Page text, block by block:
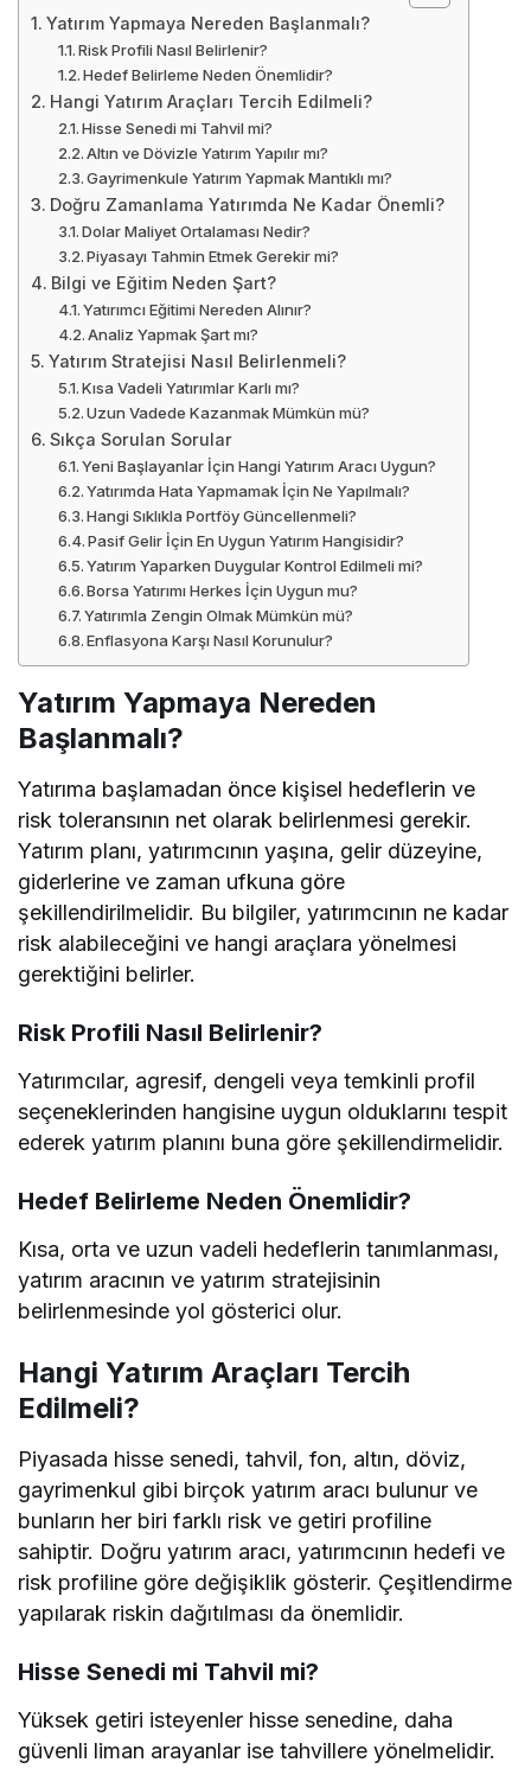
Yatırım Yapmaya Nereden Başlanmalı?
Risk Profili Nasıl Belirlenir?
Hedef Belirleme Neden Önemlidir?
Hangi Yatırım Araçları Tercih Edilmeli?
Hisse Senedi mi Tahvil mi?
Altın ve Dövizle Yatırım Yapılır mı?
Gayrimenkule Yatırım Yapmak Mantıklı mı?
Doğru Zamanlama Yatırımda Ne Kadar Önemli?
Dolar Maliyet Ortalaması Nedir?
Piyasayı Tahmin Etmek Gerekir mi?
Bilgi ve Eğitim Neden Şart?
Yatırımcı Eğitimi Nereden Alınır?
Analiz Yapmak Şart mı?
Yatırım Stratejisi Nasıl Belirlenmeli?
Kısa Vadeli Yatırımlar Karlı mı?
Uzun Vadede Kazanmak Mümkün mü?
Sıkça Sorulan Sorular
Yeni Başlayanlar İçin Hangi Yatırım Aracı Uygun?
Yatırımda Hata Yapmamak İçin Ne Yapılmalı?
Hangi Sıklıkla Portföy Güncellenmeli?
Pasif Gelir İçin En Uygun Yatırım Hangisidir?
Yatırım Yaparken Duygular Kontrol Edilmeli mi?
Borsa Yatırımı Herkes İçin Uygun mu?
Yatırımla Zengin Olmak Mümkün mü?
Enflasyona Karşı Nasıl Korunulur?
Yatırım Yapmaya Nereden
Başlanmalı?
Yatırıma başlamadan önce kişisel hedeflerin ve
risk toleransının net olarak belirlenmesi gerekir.
Yatırım planı, yatırımcının yaşına, gelir düzeyine,
giderlerine ve zaman ufkuna göre
şekillendirilmelidir. Bu bilgiler, yatırımcının ne kadar
risk alabileceğini ve hangi araçlara yönelmesi
gerektiğini belirler.
Risk Profili Nasıl Belirlenir?
Yatırımcılar, agresif, dengeli veya temkinli profil
seçeneklerinden hangisine uygun olduklarını tespit
ederek yatırım planını buna göre şekillendirmelidir.
Hedef Belirleme Neden Önemlidir?
Kısa, orta ve uzun vadeli hedeflerin tanımlanması,
yatırım aracının ve yatırım stratejisinin
belirlenmesinde yol gösterici olur.
Hangi Yatırım Araçları Tercih
Edilmeli?
Piyasada hisse senedi, tahvil, fon, altın, döviz,
gayrimenkul gibi birçok yatırım aracı bulunur ve
bunların her biri farklı risk ve getiri profiline
sahiptir. Doğru yatırım aracı, yatırımcının hedefi ve
risk profiline göre değişiklik gösterir. Çeşitlendirme
yapılarak riskin dağıtılması da önemlidir.
Hisse Senedi mi Tahvil mi?
Yüksek getiri isteyenler hisse senedine, daha
güvenli liman arayanlar ise tahvillere yönelmelidir.